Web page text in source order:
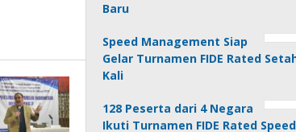
Baru
Speed Management Siap
Gelar Turnamen FIDE Rated
Kali
128 Peserta dari 4 Negara
Ikuti Turnamen FIDE Rated Speed